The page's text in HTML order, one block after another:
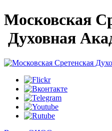
Московская
Духовная